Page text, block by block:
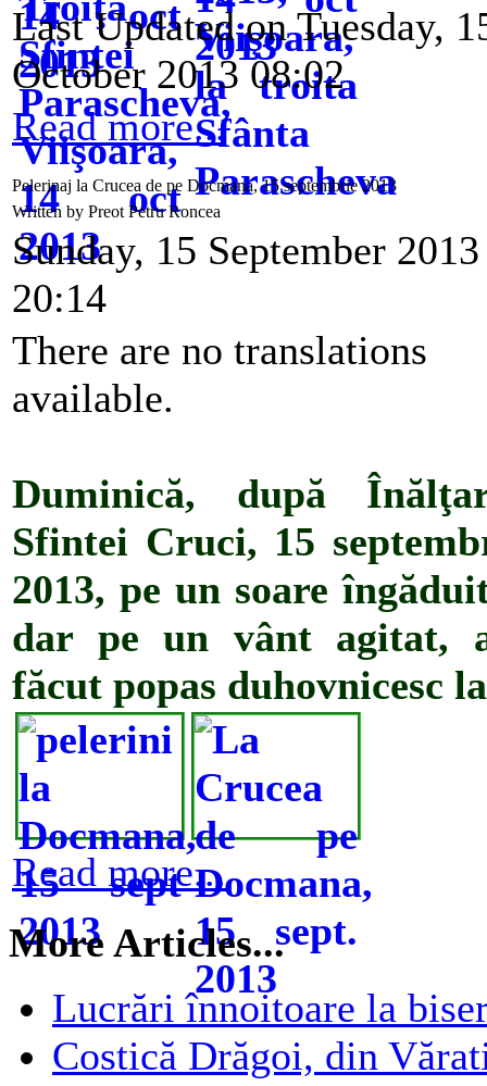
Last Updated on Tuesday,
October 2013 08:02
Read more...
Pelerinaj la Crucea de pe Docmana, 15 septembrie 2013
Written by Preot Petru Roncea
Sunday, 15 September 2013
20:14
There are no translations
available.
Duminică, după
Sfintei Cruci, 15
2013, pe un soare
dar pe un vânt agitat,
făcut popas duhovnicesc la
Read more...
More Articles...
Lucrări înnoitoare la
Costică Drăgoi, din